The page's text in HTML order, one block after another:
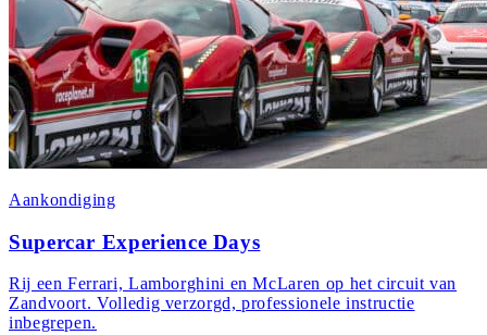
Aankondiging
Supercar Experience Days
Rij een Ferrari, Lamborghini en McLaren op het circuit van
Zandvoort. Volledig verzorgd, professionele instructie
inbegrepen.